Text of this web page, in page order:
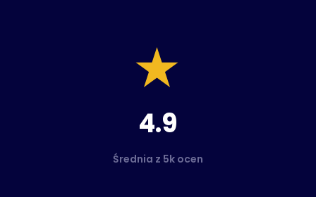
4.9
Średnia z 5k ocen